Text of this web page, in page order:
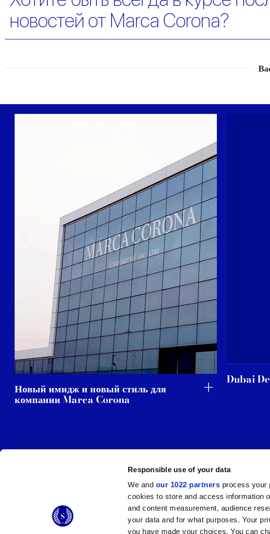
Responsible use of your data
We and our 1022 partners process your
cookies to store and access information
and content measurement, audience
your data and for what purposes. Your
you have made your choices. You can
новостей от Marca Corona?
Новый имидж и новый стиль для
компании Marca Corona
Dubai
© 2026 CERAMICHE MARCA CORONA S.P.A.
Ceramiche Marca Corona
S.p.a. - P.IVA: IT00628160368
Via Emilia Romagna 7, 41049 Sassuolo (MO) Italy
T: +39 0536 867200